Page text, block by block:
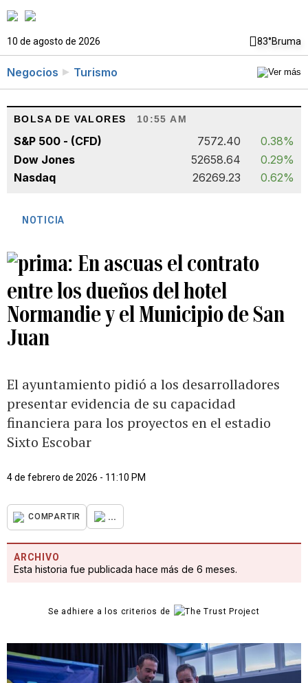
10 de agosto de 2026 83°Bruma
Negocios Turismo
BOLSA DE VALORES 10:55 AM
S&P 500 - (CFD) 7572.40
0.38%
Dow Jones
52658.64
0.29%
Nasdaq
26269.23 0.62%
NOTICIA
En ascuas el contrato
entre los dueños del hotel
Normandie y el Municipio de San
Juan
El ayuntamiento pidió a los desarrolladores
presentar evidencia de su capacidad
financiera para los proyectos en el estadio
Sixto Escobar
4 de febrero de 2026 - 11:10 PM
COMPARTIR ...
ARCHIVO
Esta historia fue publicada hace más de 6 meses.
Se adhiere a los criterios de